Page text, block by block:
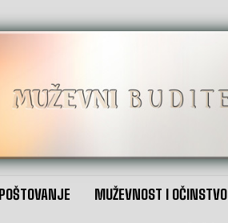
MUŽEVNOST I OČINSTVO